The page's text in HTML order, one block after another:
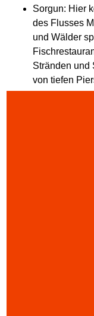
Sorgun: Hier
des Flusses
und Wälder
Stränden und
von tiefen